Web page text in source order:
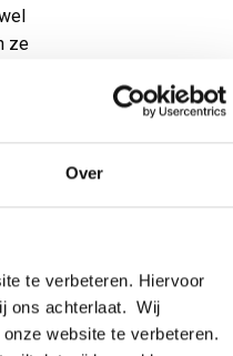
Over
te verbeteren. Hiervoor
ons achterlaat. Wij
website te verbeteren.
ze
we tot
De
in de